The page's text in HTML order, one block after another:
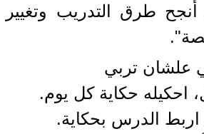
أنجح طرق التدريب
علشان تربي
احكيله حكاية كل يوم.
اربط الدرس بحكاية.